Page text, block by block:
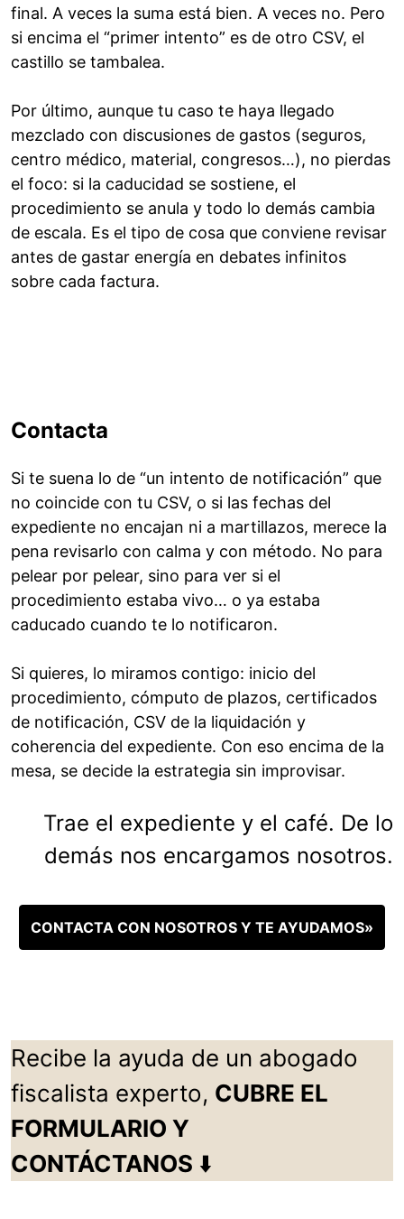
final. A veces la suma está bien. A veces no. Pero
si encima el “primer intento” es de otro CSV, el
castillo se tambalea.
Por último, aunque tu caso te haya llegado
mezclado con discusiones de gastos (seguros,
centro médico, material, congresos…), no pierdas
el foco: si la caducidad se sostiene, el
procedimiento se anula y todo lo demás cambia
de escala. Es el tipo de cosa que conviene revisar
antes de gastar energía en debates infinitos
sobre cada factura.
Contacta
Si te suena lo de “un intento de notificación” que
no coincide con tu CSV, o si las fechas del
expediente no encajan ni a martillazos, merece la
pena revisarlo con calma y con método. No para
pelear por pelear, sino para ver si el
procedimiento estaba vivo… o ya estaba
caducado cuando te lo notificaron.
Si quieres, lo miramos contigo: inicio del
procedimiento, cómputo de plazos, certificados
de notificación, CSV de la liquidación y
coherencia del expediente. Con eso encima de la
mesa, se decide la estrategia sin improvisar.
Trae el expediente y el café. De lo
demás nos encargamos nosotros.
CONTACTA CON NOSOTROS Y TE AYUDAMOS»
Recibe la ayuda de un abogado
fiscalista experto, CUBRE EL
FORMULARIO Y
CONTÁCTANOS ⬇️